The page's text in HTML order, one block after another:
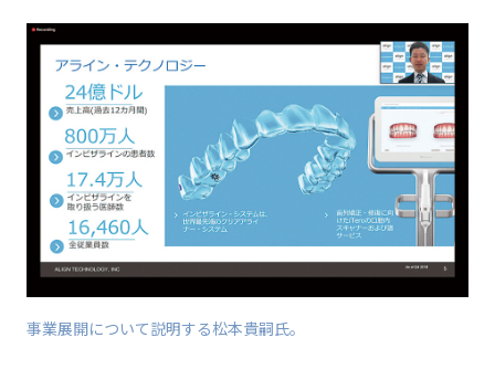
事業展開について説明する松本貴嗣氏。